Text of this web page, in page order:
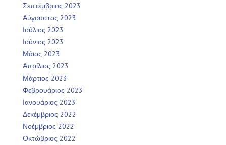
Σεπτέμβριος 2023
Αύγουστος 2023
Ιούλιος 2023
Ιούνιος 2023
Μάιος 2023
Απρίλιος 2023
Μάρτιος 2023
Φεβρουάριος 2023
Ιανουάριος 2023
Δεκέμβριος 2022
Νοέμβριος 2022
Οκτώβριος 2022